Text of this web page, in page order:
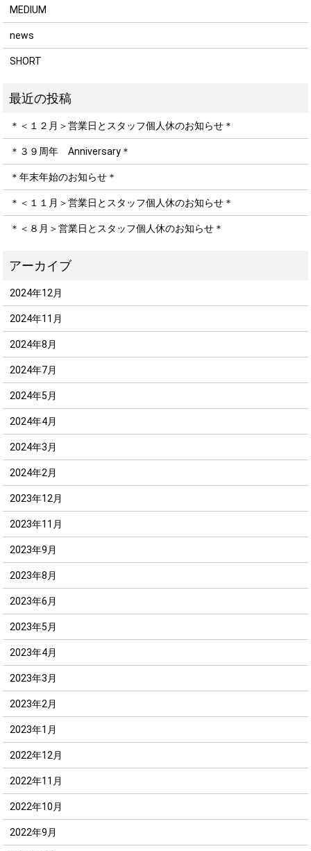
MEDIUM
news
SHORT
＊＜１２月＞営業日とスタッフ個人休のお知らせ＊
＊３９周年 Anniversary＊
＊年末年始のお知らせ＊
＊＜１１月＞営業日とスタッフ個人休のお知らせ＊
＊＜８月＞営業日とスタッフ個人休のお知らせ＊
2024年12月
2024年11月
2024年8月
2024年7月
2024年5月
2024年4月
2024年3月
2024年2月
2023年12月
2023年11月
2023年9月
2023年8月
2023年6月
2023年5月
2023年4月
2023年3月
2023年2月
2023年1月
2022年12月
2022年11月
2022年10月
2022年9月